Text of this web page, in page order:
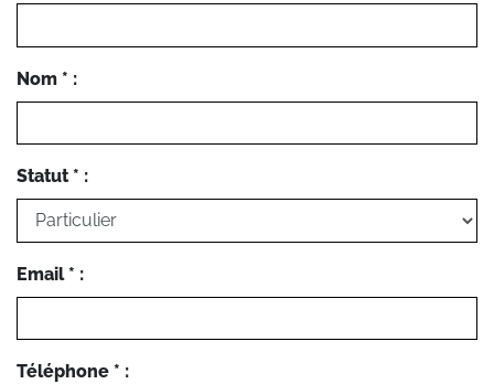
Nom * :
Statut * :
Email * :
Téléphone * :